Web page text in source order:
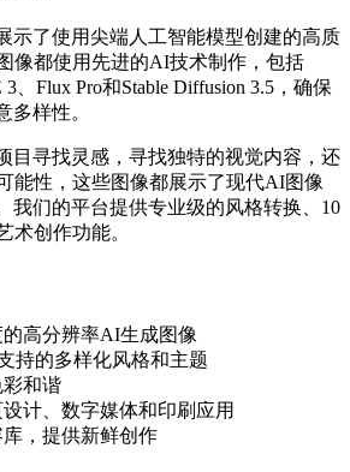
示了使用尖端人工智能模型创建的高质
像都使用先进的AI技术制作，包括
、Flux Pro和Stable Diffusion 3.5，确保
多样性。
目寻找灵感，寻找独特的视觉内容，还
能性，这些图像都展示了现代AI图像
我们的平台提供专业级的风格转换、10
术创作功能。
高分辨率AI生成图像
持的多样化风格和主题
和谐
计、数字媒体和印刷应用
，提供新鲜创作